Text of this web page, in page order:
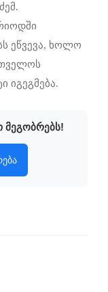
ეწვევა, ხოლო
იგეგმება.
მეგობრებს!